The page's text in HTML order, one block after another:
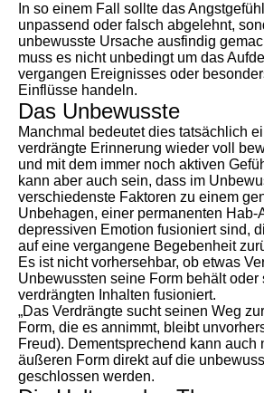
In so einem Fall sollte das
unpassend oder falsch abgelehnt,
unbewusste Ursache ausfindig
muss es nicht unbedingt um das
vergangen Ereignisses oder
Einflüsse handeln.
Das Unbewusste
Manchmal bedeutet dies tatsächlich
verdrängte Erinnerung wieder voll
und mit dem immer noch aktiven
kann aber auch sein, dass im
verschiedenste Faktoren zu einem
Unbehagen, einer permanenten Hab-
depressiven Emotion fusioniert sind,
auf eine vergangene Begebenheit
Es ist nicht vorhersehbar, ob etwas
Unbewussten seine Form behält oder
verdrängten Inhalten fusioniert.
„Das Verdrängte sucht seinen Weg
Form, die es annimmt, bleibt
Freud). Dementsprechend kann auch
äußeren Form direkt auf die
geschlossen werden.